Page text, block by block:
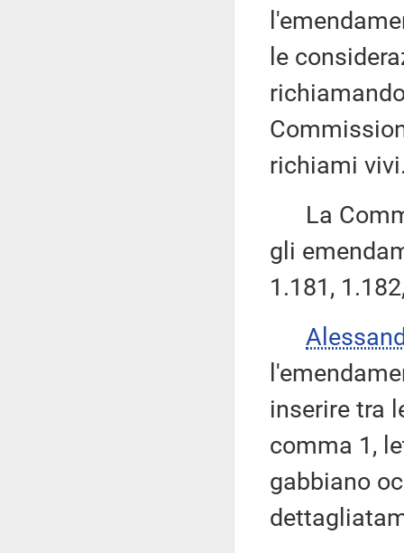
le
richiami
La
gli
1.181,
inserire tra
comma 1,
gabbiano